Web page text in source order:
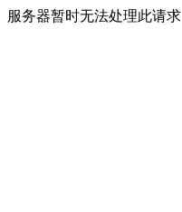
服务器暂时无法处理此请求